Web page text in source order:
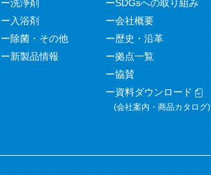
洗浄剤
入浴剤
除菌・その他
新製品情報
SDGsへの取り組み
会社概要
歴史・沿革
拠点一覧
協賛
資料ダウンロード
(会社案内・商品カタログ)